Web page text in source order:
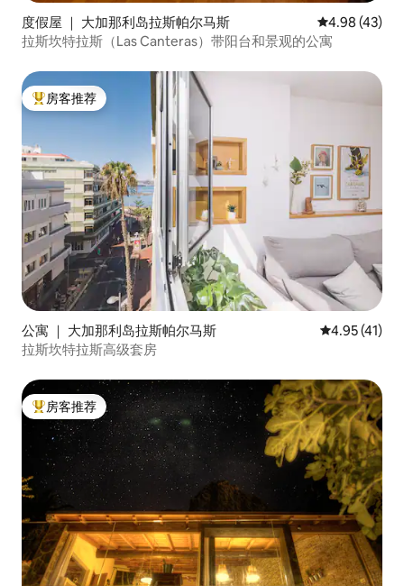
度假屋 ｜ 大加那利岛拉斯帕尔马斯 平均评分
4.98 (43)
拉斯坎特拉斯（Las Canteras）带阳台和景观的公寓
热门「房客推荐」
房客推荐
公寓 ｜ 大加那利岛拉斯帕尔马斯 平均评分
4.95 (41)
拉斯坎特拉斯高级套房
热门「房客推荐」
房客推荐